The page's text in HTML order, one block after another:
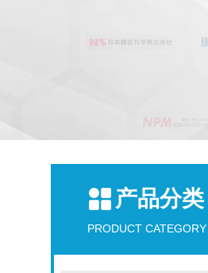
产品分类
PRODUCT CATEGORY